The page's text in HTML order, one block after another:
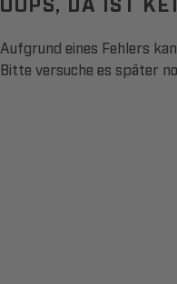
Aufgrund eines Fehlers
Bitte versuche es später